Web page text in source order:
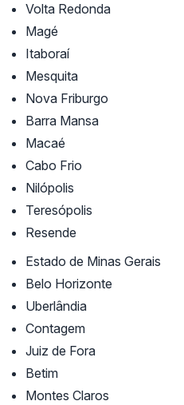
Volta Redonda
Magé
Itaboraí
Mesquita
Nova Friburgo
Barra Mansa
Macaé
Cabo Frio
Nilópolis
Teresópolis
Resende
Estado de Minas Gerais
Belo Horizonte
Uberlândia
Contagem
Juiz de Fora
Betim
Montes Claros